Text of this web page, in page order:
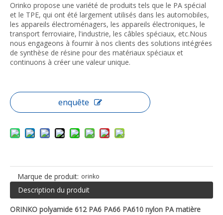
Orinko propose une variété de produits tels que le PA spécial
et le TPE, qui ont été largement utilisés dans les automobiles,
les appareils électroménagers, les appareils électroniques, le
transport ferroviaire, l'industrie, les câbles spéciaux, etc.Nous
nous engageons à fournir à nos clients des solutions intégrées
de synthèse de résine pour des matériaux spéciaux et
continuons à créer une valeur unique.
enquête
Marque de produit: orinko
Description du produit
ORINKO polyamide 612 PA6 PA66 PA610 nylon PA matière